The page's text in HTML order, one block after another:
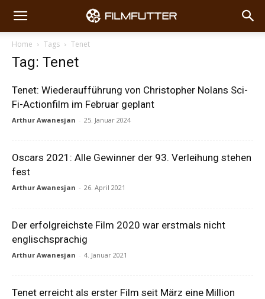
Home Tags Tenet
Tag: Tenet
Tenet: Wiederaufführung von Christopher Nolans Sci-
Fi-Actionfilm im Februar geplant
Arthur Awanesjan - 25. Januar 2024
Oscars 2021: Alle Gewinner der 93. Verleihung stehen
fest
Arthur Awanesjan - 26. April 2021
Der erfolgreichste Film 2020 war erstmals nicht
englischsprachig
Arthur Awanesjan - 4. Januar 2021
Tenet erreicht als erster Film seit März eine Million